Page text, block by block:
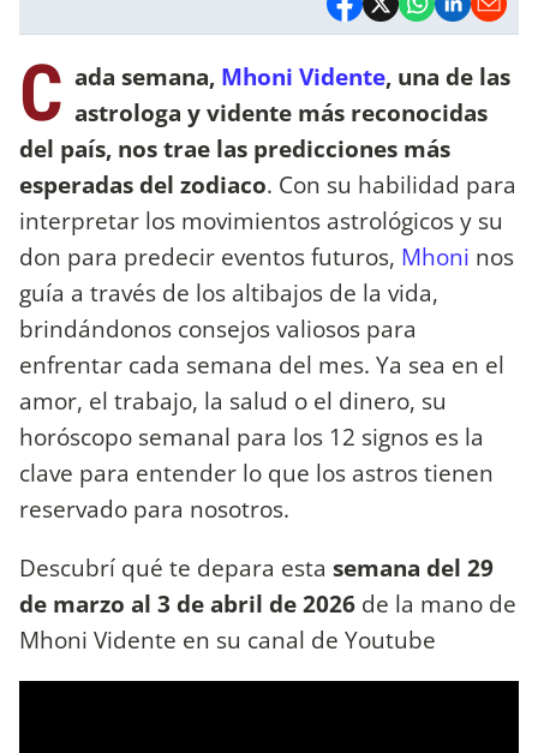
C ada semana, Mhoni Vidente, una de las
astrologa y vidente más reconocidas
del país, nos trae las predicciones más
esperadas del zodiaco. Con su habilidad para
interpretar los movimientos astrológicos y su
don para predecir eventos futuros, Mhoni nos
guía a través de los altibajos de la vida,
brindándonos consejos valiosos para
enfrentar cada semana del mes. Ya sea en el
amor, el trabajo, la salud o el dinero, su
horóscopo semanal para los 12 signos es la
clave para entender lo que los astros tienen
reservado para nosotros.
Descubrí qué te depara esta semana del 29
de marzo al 3 de abril de 2026 de la mano de
Mhoni Vidente en su canal de Youtube